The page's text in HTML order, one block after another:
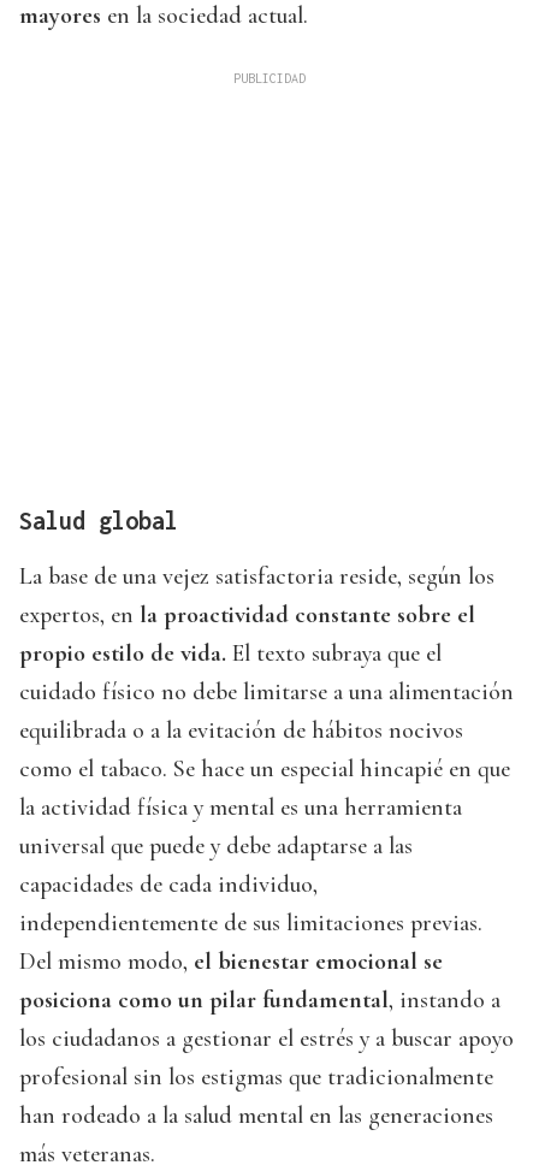
mayores en la sociedad actual.
Salud global
La base de una vejez satisfactoria reside, según los
expertos, en la proactividad constante sobre el
propio estilo de vida. El texto subraya que el
cuidado físico no debe limitarse a una alimentación
equilibrada o a la evitación de hábitos nocivos
como el tabaco. Se hace un especial hincapié en que
la actividad física y mental es una herramienta
universal que puede y debe adaptarse a las
capacidades de cada individuo,
independientemente de sus limitaciones previas.
Del mismo modo, el bienestar emocional se
posiciona como un pilar fundamental, instando a
los ciudadanos a gestionar el estrés y a buscar apoyo
profesional sin los estigmas que tradicionalmente
han rodeado a la salud mental en las generaciones
más veteranas.